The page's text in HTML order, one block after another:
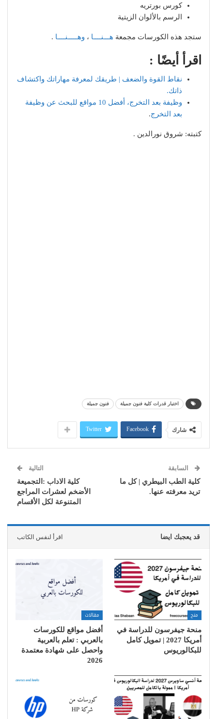
كورس بورتريه
الرسم بالألوان الزيتية
ستجد هذه الكورسات مجمعة هـــنــــا ، وهـــــنــــا .
اقرأ أيضًا :
نقاط القوة والضعف | طريقك لمعرفة مهاراتك واكتشاف
ذاتك.
وظيفة بعد التخرج، أفضل 10 مواقع للبحث عن وظيفة
بعد التخرج.
كتبته: شروق نورالدين .
اختبار قدرات كلية فنون جميلة فنون جميلة
شارك Facebook
Twitter
السابقة
كلية الطب البيطري | كل ما
تريد معرفته عنها.
التالية
كلية الاداب :التجميعة
الأضخم لعشرات المراجع
المتنوعة لكل الأقسام
قد يعجبك ايضا اقرأ لنفس الكاتب
منح
منحة جيفرسون للدراسة في
أمريكا 2027 | تمويل كامل
للبكالوريوس
مقالات
أفضل مواقع للكورسات
بالعربي : تعلم بالعربية
واحصل على شهادة معتمدة
2026